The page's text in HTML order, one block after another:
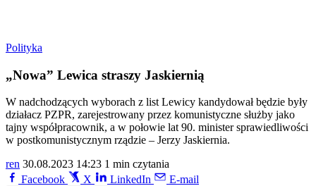
Polityka
„Nowa” Lewica straszy Jaskiernią
W nadchodzących wyborach z list Lewicy kandydował będzie były
działacz PZPR, zarejestrowany przez komunistyczne służby jako
tajny współpracownik, a w połowie lat 90. minister sprawiedliwości
w postkomunistycznym rządzie – Jerzy Jaskiernia.
ren 30.08.2023 14:23 1 min czytania
Facebook
X LinkedIn E-mail